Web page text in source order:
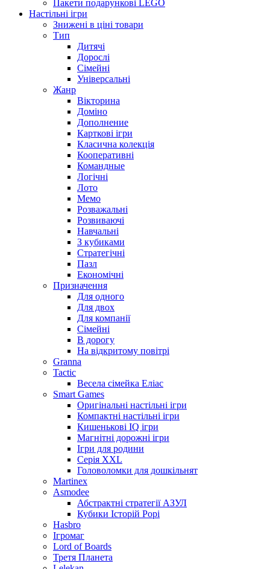
Пакети подарункові LEGO
Настільні ігри
Знижені в ціні товари
Тип
Дитячі
Дорослі
Сімейні
Універсальні
Жанр
Вікторина
Доміно
Дополнение
Карткові ігри
Класична колекція
Кооперативні
Командные
Логічні
Лото
Мемо
Розважальні
Розвиваючі
Навчальні
З кубиками
Стратегічні
Пазл
Економічні
Призначення
Для одного
Для двох
Для компанії
Сімейні
В дорогу
На відкритому повітрі
Granna
Tactic
Весела сімейка Еліас
Smart Games
Оригінальні настільні ігри
Компактні настільні ігри
Кишенькові IQ ігри
Магнітні дорожні ігри
Ігри для родини
Серія XXL
Головоломки для дошкільнят
Martinex
Asmodee
Абстрактні стратегії АЗУЛ
Кубики Історій Рорі
Hasbro
Ігромаг
Lord of Boards
Третя Планета